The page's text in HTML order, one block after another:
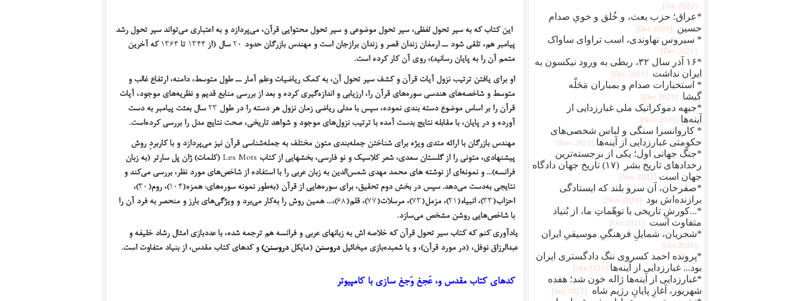
این کتاب که به سیر تحول لفظی، سیر تحول موضوعی و سیر تحول محتوایی قرآن، می‌پردازد و به ‌اعتباری می‌‌تواند سیر تحول رشد
پیامبر هم، تلقی شود ــ ارمغان زندان قصر و زندان برازجان است و مهندس بازرگان حدود ۲۰سال (از۱۳۴۴ تا ۱۳۶۴که آخرین
متمم آن را به پایان رسانید)، روی آن کار کرده است.
او برای یافتن ترتیب نزول آیات قرآن و کشف سیر تحول آن، به کمک ریاضیات وعلم آمار ــ طول متوسط، دامنه، ارتفاع غالب و
متوسط و شاخصه‌های هندسی سوره‌های قرآن را، ارزیابی و اندازه‌گیری کرده و بعد از بررسی منابع قدیم و نظریه‌های موجود، آیات
قرآن را بر اساس موضوع دسته بندی نموده، سپس با مدلی ریاضی زمان نزول هر دسته را در طول ۲۳سال بعثت پیامبر به دست
آورده‌ و در پایان، با مقابله نتایج بدست آمده با ترتیب نزول‌های موجود و شواهد تاریخی، صحت نتایج مدل را بررسی کرده‌است.
مهندس بازرگان با ارائه متدی ویژه برای شناختن جمله‌بندی متون مختلف به جمله‌شناسی قرآن نیز می‌پردازد و با کاربردِ روش
پیشنهادی، متونی را از گلستان سعدی، شعر کلاسیک و نو فارسی، بخشهایی از کتاب Les Mots (کلمات) ژان پل سارتر (به زبان
فرانسه)... و نمونه‌ای از نوشته های محمد مهدی شمس‌الدین به ‌زبان عربی را با استفاده از شاخص‌های مورد نظر، بررسی می‌کند و
نتایجی به‌دست می‌دهد. سپس در بخش دوم تحقیق، برای سوره‌هایی از قرآن (به‌طور نمونه سوره‌های: همزه(۱۰۴)، روم(۳۰)،
احزاب(۳۳)، انبیاء(۲۱)، مزمل(۷۳)، مرسلات(۷۷)، قلم(۶۸)،... همین روش را به‌کار می‌برد و ویژگی‌های بارز و منحصر به فرد آن را
با شاخص‌هایی روشن مشخص می‌سازد.
یادآوری کنم که کتاب سیر تحول قرآنکه خلاصه اش به زبانهای عربی و فرانسه هم ترجمه شده،با عددبازی امثال رشاد خلیفه و
عبدالرزاق نوفل، (در مورد قرآن)، و یا شعبده‌بازی میخائیلدروسنن (مایکلدروسنن)و کدهای کتاب مقدس، از بنیاد متفاوت است.
کدهای کتاب مقدس و، عَجغ وَجغ سازی با کامپیوتر
[2022 Jan]
*عراق؛ حزب بعث، و خُلق‌ و‌ خویِ صدام
حسین
[2021 Dec]
* سیروس نهاوندی، اسب تراوای ساواک
[2021 Dec]
*۱۶ آذر سال ۳۲، ربطی به ورود نیکسون به
ایران نداشت
[2021 Dec]
* استخبارات صدام و بمباران مَحَلّه
گیشا
[2021 Dec]
*جبهه دموکراتیک ملی غبارزدایی از
آینه‌ها [2021 Nov]
* کاروانسرا سنگی و لباس شخصی‌های
حکومتی غبارزدایی از آینه‌ها [2021 Nov]
*جنگ جهانی اول؛ یکی از برجسته‌ترین
رخدادهای تاریخ بشر (۱۷) تاریخ جهان دادگاه
جهان است [2021 Nov]
*صفرخان، آن سرو بلند که ایستادگی
برازنده‌اش بود
[2021 Nov]
*...کورشِ تاریخی با توهّماتِ ما، از بُنیاد
متفاوت است
[2021 Oct]
*شجریان، شمایلِ فرهنگیِ موسیقیِ ایران
[2021 Oct]
*پرونده احمد کسروی ننگ دادگستری ایران
بود... غبارزدایی از آینه‌ها [2021 Oct]
*غبارزدایی از آینه‌ها ژاله خون شد؛ هفده
شهریور، آغازِ پایانِ رژیم شاه
[2021 Sep]